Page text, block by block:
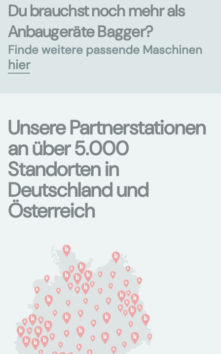
Du brauchst noch mehr als
Anbaugeräte Bagger?
Finde weitere passende Maschinen
hier
Unsere Partnerstationen
an über 5.000
Standorten in
Deutschland und
Österreich